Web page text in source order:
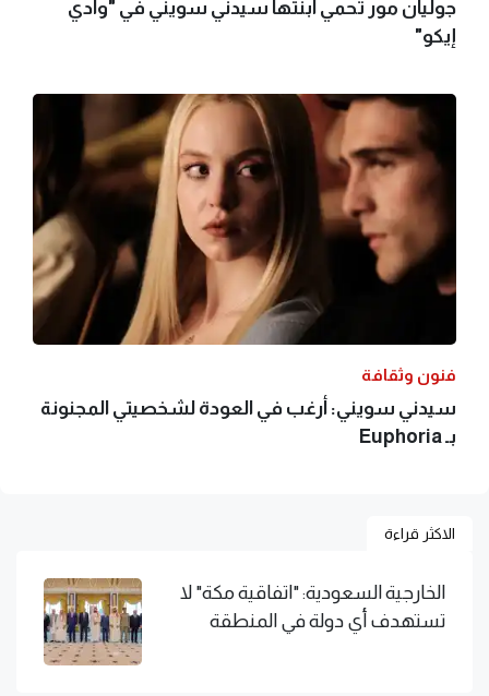
جوليان مور تحمي ابنتها سيدني سويني في "وادي
إيكو"
فنون وثقافة
سيدني سويني: أرغب في العودة لشخصيتي المجنونة
بـ Euphoria
الاكثر قراءة
الخارجية السعودية: "اتفاقية مكة" لا
تستهدف أي دولة في المنطقة